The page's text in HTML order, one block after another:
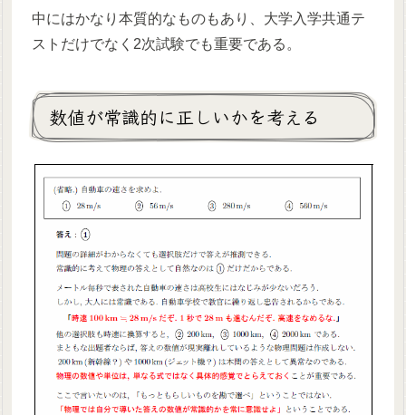
中にはかなり本質的なものもあり、大学入学共通テ
ストだけでなく2次試験でも重要である。
数値が常識的に正しいかを考える